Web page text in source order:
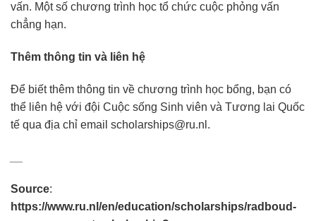
vấn. Một số chương trình học tổ chức cuộc phỏng vấn
chẳng hạn.
Thêm thông tin và liên hệ
Để biết thêm thông tin về chương trình học bổng, bạn có
thể liên hệ với đội Cuộc sống Sinh viên và Tương lai Quốc
tế qua địa chỉ email scholarships@ru.nl.
Source:
https://www.ru.nl/en/education/scholarships/radboud-